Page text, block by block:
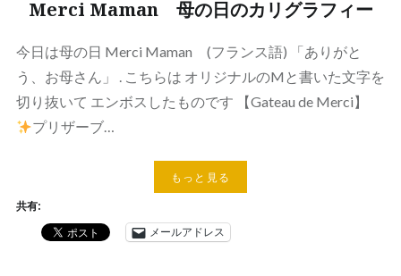
Merci Maman 母の日のカリグラフィー
今日は母の日 Merci Maman (フランス語) 「ありがと
う、お母さん」 . こちらは オリジナルのMと書いた文字を
切り抜いて エンボスしたものです 【Gateau de Merci】
プリザーブ…
もっと見る
共有:
メールアドレス